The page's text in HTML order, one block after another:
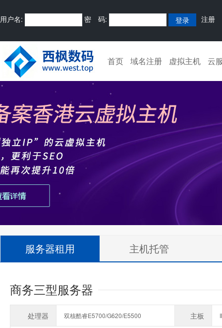
用户名: 密 码: 注册
首页 域名注册 虚拟主机 云
服务器租用 主机托管
商务三型服务器
处理器 双核酷睿E5700/G620/E5500 主板